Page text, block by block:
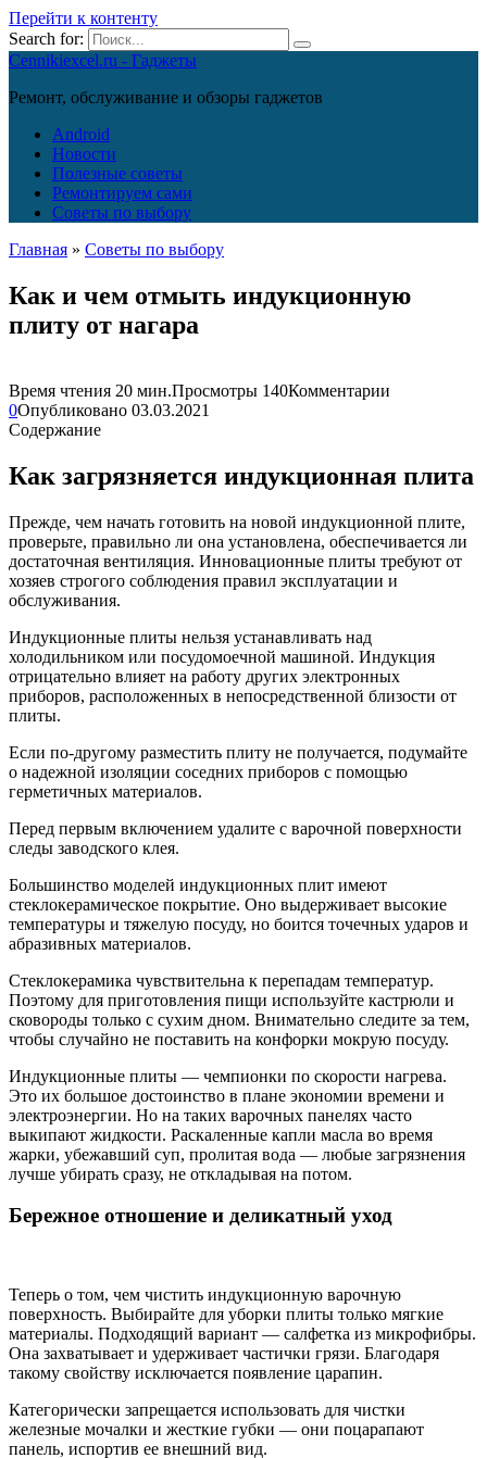
Перейти к контенту
Search for:
Cennikiexcel.ru - Гаджеты
Ремонт, обслуживание и обзоры гаджетов
Android
Новости
Полезные советы
Ремонтируем сами
Советы по выбору
Главная » Советы по выбору
Как и чем отмыть индукционную
плиту от нагара
Время чтения 20 мин.Просмотры 140Комментарии
0Опубликовано 03.03.2021
Содержание
Как загрязняется индукционная плита
Прежде, чем начать готовить на новой индукционной плите,
проверьте, правильно ли она установлена, обеспечивается ли
достаточная вентиляция. Инновационные плиты требуют от
хозяев строгого соблюдения правил эксплуатации и
обслуживания.
Индукционные плиты нельзя устанавливать над
холодильником или посудомоечной машиной. Индукция
отрицательно влияет на работу других электронных
приборов, расположенных в непосредственной близости от
плиты.
Если по-другому разместить плиту не получается, подумайте
о надежной изоляции соседних приборов с помощью
герметичных материалов.
Перед первым включением удалите с варочной поверхности
следы заводского клея.
Большинство моделей индукционных плит имеют
стеклокерамическое покрытие. Оно выдерживает высокие
температуры и тяжелую посуду, но боится точечных ударов и
абразивных материалов.
Стеклокерамика чувствительна к перепадам температур.
Поэтому для приготовления пищи используйте кастрюли и
сковороды только с сухим дном. Внимательно следите за тем,
чтобы случайно не поставить на конфорки мокрую посуду.
Индукционные плиты — чемпионки по скорости нагрева.
Это их большое достоинство в плане экономии времени и
электроэнергии. Но на таких варочных панелях часто
выкипают жидкости. Раскаленные капли масла во время
жарки, убежавший суп, пролитая вода — любые загрязнения
лучше убирать сразу, не откладывая на потом.
Бережное отношение и деликатный уход
Теперь о том, чем чистить индукционную варочную
поверхность. Выбирайте для уборки плиты только мягкие
материалы. Подходящий вариант — салфетка из микрофибры.
Она захватывает и удерживает частички грязи. Благодаря
такому свойству исключается появление царапин.
Категорически запрещается использовать для чистки
железные мочалки и жесткие губки — они поцарапают
панель, испортив ее внешний вид.